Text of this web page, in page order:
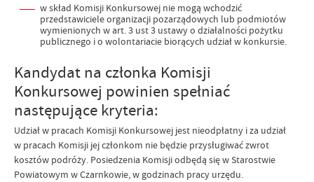
w skład Komisji Konkursowej nie mogą wchodzić
przedstawiciele organizacji pozarządowych lub podmiotów
wymienionych w art. 3 ust 3 ustawy o działalności pożytku
publicznego i o wolontariacie biorących udział w konkursie.
Kandydat na członka Komisji
Konkursowej powinien spełniać
następujące kryteria:
Udział w pracach Komisji Konkursowej jest nieodpłatny i za udział
w pracach Komisji jej członkom nie będzie przysługiwać zwrot
kosztów podróży. Posiedzenia Komisji odbędą się w Starostwie
Powiatowym w Czarnkowie, w godzinach pracy urzędu.